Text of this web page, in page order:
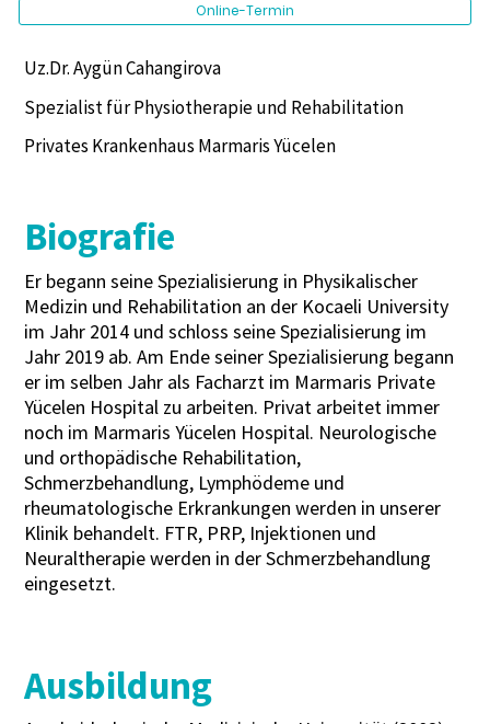
Uz.Dr. Aygün Cahangirova
Spezialist für Physiotherapie und Rehabilitation
Privates Krankenhaus Marmaris Yücelen
Biografie
Er begann seine Spezialisierung in Physikalischer
Medizin und Rehabilitation an der Kocaeli University
im Jahr 2014 und schloss seine Spezialisierung im
Jahr 2019 ab. Am Ende seiner Spezialisierung begann
er im selben Jahr als Facharzt im Marmaris Private
Yücelen Hospital zu arbeiten. Privat arbeitet immer
noch im Marmaris Yücelen Hospital. Neurologische
und orthopädische Rehabilitation,
Schmerzbehandlung, Lymphödeme und
rheumatologische Erkrankungen werden in unserer
Klinik behandelt. FTR, PRP, Injektionen und
Neuraltherapie werden in der Schmerzbehandlung
eingesetzt.
Ausbildung
Online-Termin